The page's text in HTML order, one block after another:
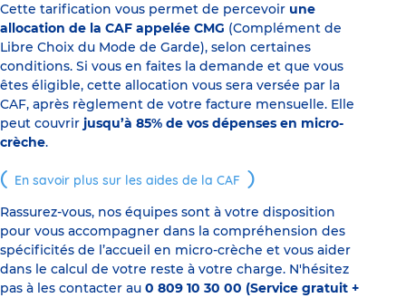
Cette tarification vous permet de percevoir une
allocation de la CAF appelée CMG (Complément de
Libre Choix du Mode de Garde), selon certaines
conditions. Si vous en faites la demande et que vous
êtes éligible, cette allocation vous sera versée par la
CAF, après règlement de votre facture mensuelle. Elle
peut couvrir jusqu’à 85% de vos dépenses en micro-
crèche.
En savoir plus sur les aides de la CAF
Rassurez-vous, nos équipes sont à votre disposition
pour vous accompagner dans la compréhension des
spécificités de l’accueil en micro-crèche et vous aider
dans le calcul de votre reste à votre charge. N'hésitez
pas à les contacter au 0 809 10 30 00 (Service gratuit +